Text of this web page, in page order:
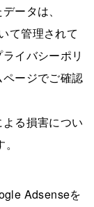
ータは、
て管理されて
イバシーポリ
ージでご確認
る損害につい
Adsenseを